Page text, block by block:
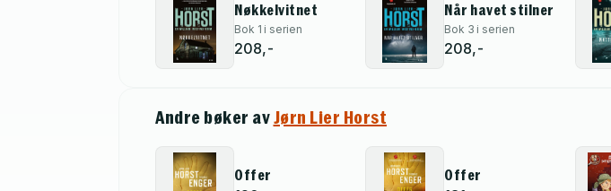
Nøkkelvitnet
Bok 1 i serien
208,-
Når havet stilner
Bok 3 i serien
208,-
Andre bøker avJørn Lier Horst
Offer
Offer